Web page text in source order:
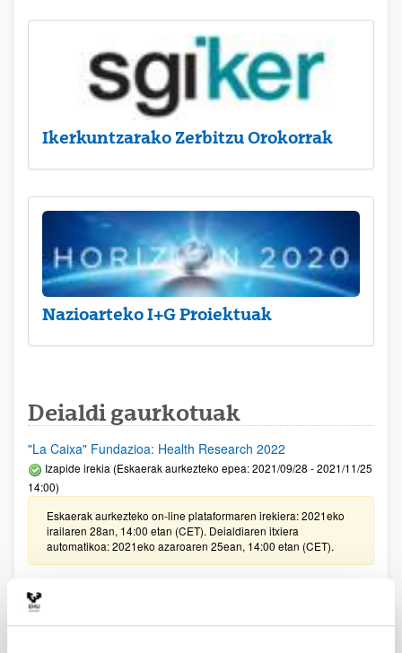
Ikerkuntzarako Zerbitzu Orokorrak
Nazioarteko I+G Proiektuak
Deialdi gaurkotuak
"La Caixa" Fundazioa: Health Research 2022
Izapide irekia (Eskaerak aurkezteko epea: 2021/09/28 - 2021/11/25
14:00)
Eskaerak aurkezteko on-line plataformaren irekiera: 2021eko
irailaren 28an, 14:00 etan (CET). Deialdiaren itxiera
automatikoa: 2021eko azaroaren 25ean, 14:00 etan (CET).
BIODIVERSIDAD FUNDAZIOAREN DEIALDIA,
BIODIBERTSITATEAREN KUDEAKETAREN ARLOKO
IKERKETA PROGRAMAK ETA PROIEKTUAK LAGUNTZEKO